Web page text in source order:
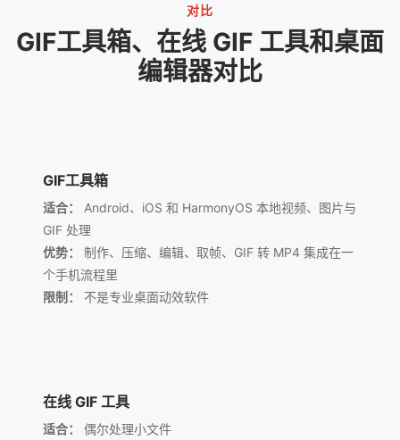
对比
GIF工具箱、在线 GIF 工具和桌面
编辑器对比
GIF工具箱
适合：
Android、iOS 和 HarmonyOS 本地视频、图片与
GIF 处理
优势：
制作、压缩、编辑、取帧、GIF 转 MP4 集成在一
个手机流程里
限制：
不是专业桌面动效软件
在线 GIF 工具
适合： 偶尔处理小文件